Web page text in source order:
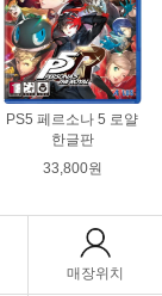
PS5 페르소나 5 로얄
한글판
33,800원
매장위치